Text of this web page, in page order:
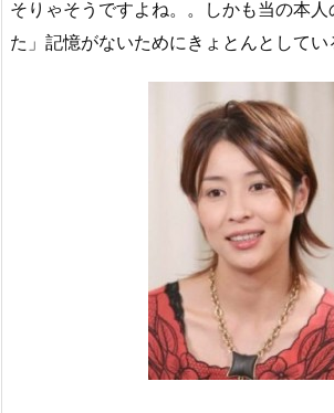
そりゃそうですよね。。しかも当の本
た」記憶がないためにきょとんとしてい